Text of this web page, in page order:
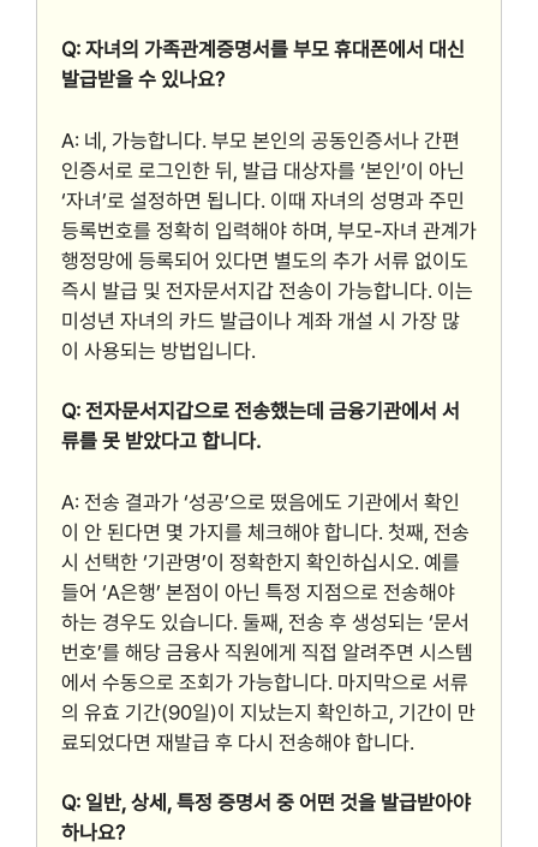
Q: 자녀의 가족관계증명서를 부모 휴대폰에서 대신
발급받을 수 있나요?
A: 네, 가능합니다. 부모 본인의 공동인증서나 간편
인증서로 로그인한 뒤, 발급 대상자를 ‘본인’이 아닌
‘자녀’로 설정하면 됩니다. 이때 자녀의 성명과 주민
등록번호를 정확히 입력해야 하며, 부모-자녀 관계가
행정망에 등록되어 있다면 별도의 추가 서류 없이도
즉시 발급 및 전자문서지갑 전송이 가능합니다. 이는
미성년 자녀의 카드 발급이나 계좌 개설 시 가장 많
이 사용되는 방법입니다.
Q: 전자문서지갑으로 전송했는데 금융기관에서 서
류를 못 받았다고 합니다.
A: 전송 결과가 ‘성공’으로 떴음에도 기관에서 확인
이 안 된다면 몇 가지를 체크해야 합니다. 첫째, 전송
시 선택한 ‘기관명’이 정확한지 확인하십시오. 예를
들어 ‘A은행’ 본점이 아닌 특정 지점으로 전송해야
하는 경우도 있습니다. 둘째, 전송 후 생성되는 ‘문서
번호’를 해당 금융사 직원에게 직접 알려주면 시스템
에서 수동으로 조회가 가능합니다. 마지막으로 서류
의 유효 기간(90일)이 지났는지 확인하고, 기간이 만
료되었다면 재발급 후 다시 전송해야 합니다.
Q: 일반, 상세, 특정 증명서 중 어떤 것을 발급받아야
하나요?